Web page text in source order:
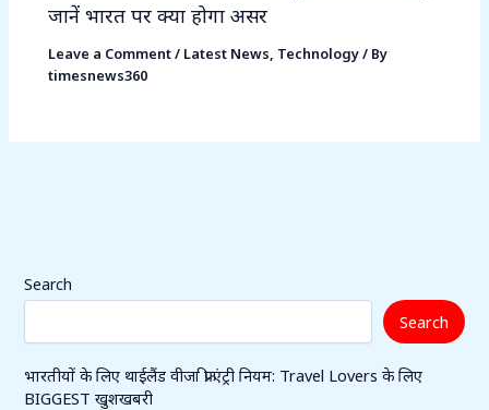
जानें भारत पर क्या होगा असर
Leave a Comment/ Latest News Technology/ By
timesnews360
Search
Search
भारतीयों के लिए थाईलैंड वीजा फ्री एंट्री नियम: Travel Lovers के लिए
BIGGEST खुशखबरी